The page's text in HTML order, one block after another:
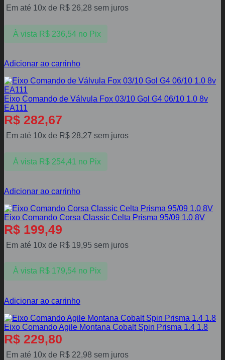
Em até 10x de R$ 26,28 sem juros
À vista R$236,54 no Pix
Adicionar ao carrinho
Eixo Comando de Válvula Fox 03/10 Gol G4 06/10 1.0 8v
EA111
R$ 282,67
Em até 10x de R$ 28,27 sem juros
À vista R$254,41 no Pix
Adicionar ao carrinho
Eixo Comando Corsa Classic Celta Prisma 95/09 1.0 8V
R$ 199,49
Em até 10x de R$ 19,95 sem juros
À vista R$179,54 no Pix
Adicionar ao carrinho
Eixo Comando Agile Montana Cobalt Spin Prisma 1.4 1.8
R$ 229,80
Em até 10x de R$ 22,98 sem juros